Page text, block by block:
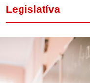
Legislatíva